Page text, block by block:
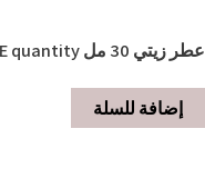
عطر زيتي 30 مل JULIETTE quantity
إضافة للسلة